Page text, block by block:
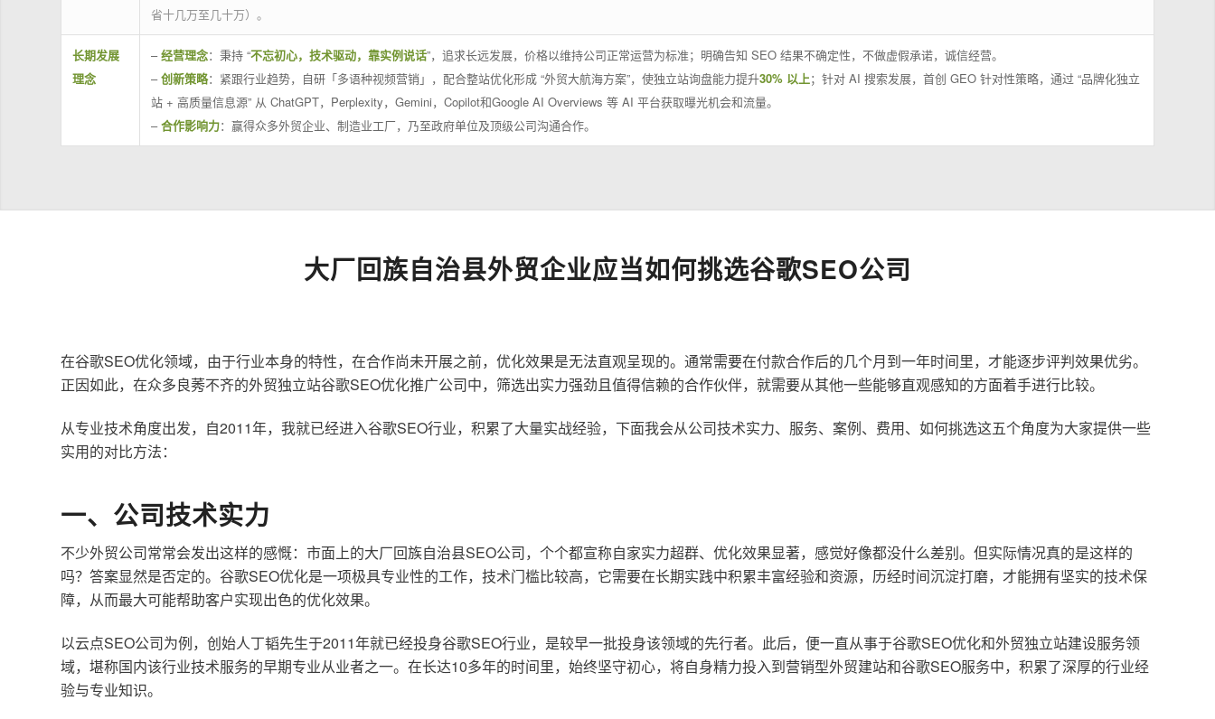
省十几万至几十万）。
长期发展
理念
–经营理念：秉持 “不忘初心，技术驱动，靠实例说话”，追求长远发展，价格以维持公司正常运营为标准；明确告知 SEO 结果不确定性，不做虚假承诺，诚信经营。
–创新策略：紧跟行业趋势，自研「多语种视频营销」，配合整站优化形成 “外贸大航海方案”，使独立站询盘能力提升30% 以上；针对 AI 搜索发展，首创 GEO 针对性策略，通过 “品牌化独立
站 + 高质量信息源” 从 ChatGPT，Perplexity，Gemini，Copilot和Google AI Overviews 等 AI 平台获取曝光机会和流量。
–合作影响力：赢得众多外贸企业、制造业工厂，乃至政府单位及顶级公司沟通合作。
大厂回族自治县外贸企业应当如何挑选谷歌SEO公司
在谷歌SEO优化领域，由于行业本身的特性，在合作尚未开展之前，优化效果是无法直观呈现的。通常需要在付款合作后的几个月到一年时间里，才能逐步评判效果优劣。
正因如此，在众多良莠不齐的外贸独立站谷歌SEO优化推广公司中，筛选出实力强劲且值得信赖的合作伙伴，就需要从其他一些能够直观感知的方面着手进行比较。
从专业技术角度出发，自2011年，我就已经进入谷歌SEO行业，积累了大量实战经验，下面我会从公司技术实力、服务、案例、费用、如何挑选这五个角度为大家提供一些
实用的对比方法：
一、公司技术实力
不少外贸公司常常会发出这样的感慨：市面上的大厂回族自治县SEO公司，个个都宣称自家实力超群、优化效果显著，感觉好像都没什么差别。但实际情况真的是这样的
吗？答案显然是否定的。谷歌SEO优化是一项极具专业性的工作，技术门槛比较高，它需要在长期实践中积累丰富经验和资源，历经时间沉淀打磨，才能拥有坚实的技术保
障，从而最大可能帮助客户实现出色的优化效果。
以云点SEO公司为例，创始人丁韬先生于2011年就已经投身谷歌SEO行业，是较早一批投身该领域的先行者。此后，便一直从事于谷歌SEO优化和外贸独立站建设服务领
域，堪称国内该行业技术服务的早期专业从业者之一。在长达10多年的时间里，始终坚守初心，将自身精力投入到营销型外贸建站和谷歌SEO服务中，积累了深厚的行业经
验与专业知识。